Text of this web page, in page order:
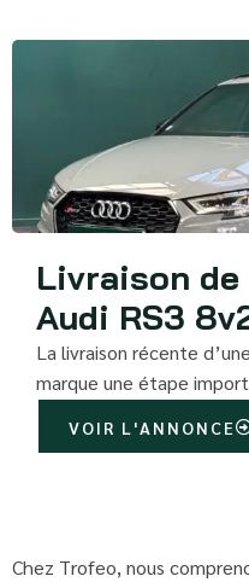
Livraison
Audi RS3
La livraison récente
marque une étape
VOIR L'ANNONCE
Chez Trofeo, nous